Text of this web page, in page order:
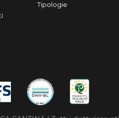
Tipologie